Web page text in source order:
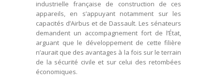
industrielle française de construction de ces
appareils, en s’appuyant notamment sur les
capacités d’Airbus et de Dassault. Les sénateurs
demandent un accompagnement fort de l’État,
arguant que le développement de cette filière
n’aurait que des avantages à la fois sur le terrain
de la sécurité civile et sur celui des retombées
économiques.